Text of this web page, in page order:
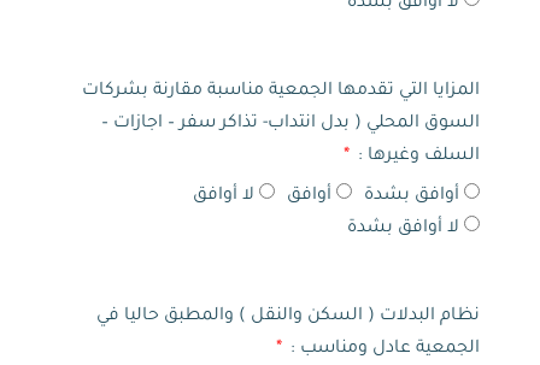
المزايا التي تقدمها الجمعية مناسبة مقارنة بشركات
السوق المحلي ( بدل انتداب- تذاكر سفر – اجازات –
السلف وغيرها :
أوافق بشدة أوافق
لا أوافق
لا أوافق بشدة
نظام البدلات ( السكن والنقل ) والمطبق حاليا في
الجمعية عادل ومناسب :